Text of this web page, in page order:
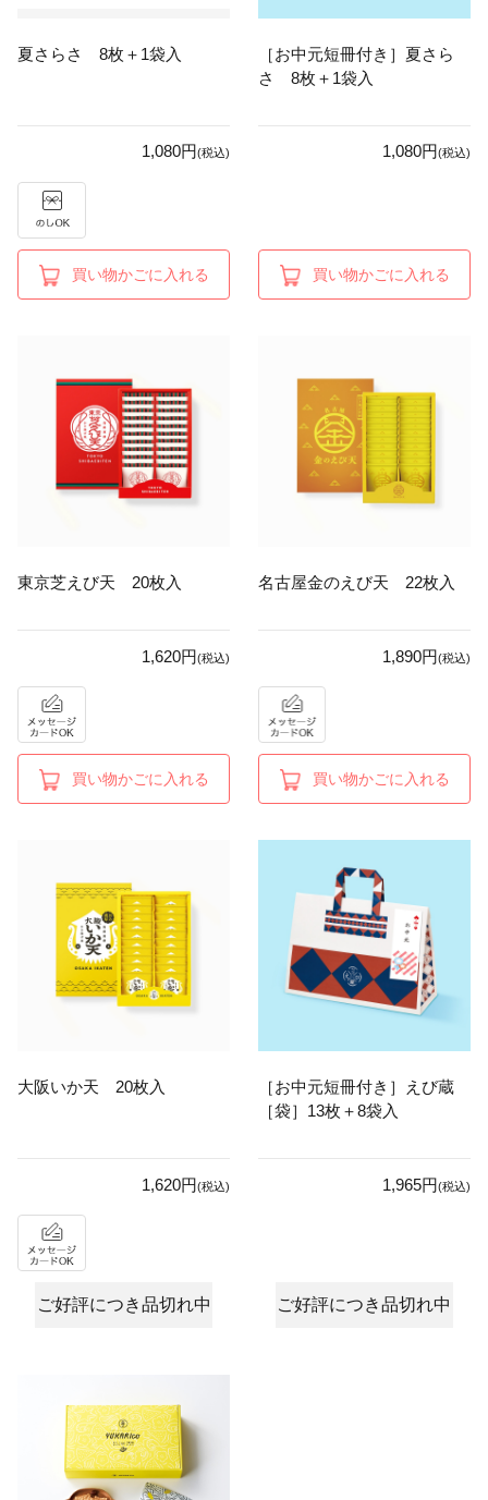
夏さらさ 8枚＋1袋入
1,080円(税込)
買い物かごに入れる
［お中元短冊付き］夏さら
さ 8枚＋1袋入
1,080円(税込)
買い物かごに入れる
東京芝えび天 20枚入
1,620円(税込)
買い物かごに入れる
名古屋金のえび天 22枚入
1,890円(税込)
買い物かごに入れる
大阪いか天 20枚入
1,620円(税込)
ご好評につき品切れ中
［お中元短冊付き］えび蔵
［袋］13枚＋8袋入
1,965円(税込)
ご好評につき品切れ中